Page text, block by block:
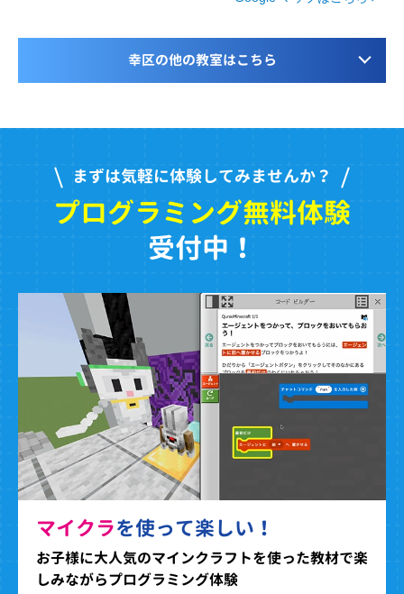
幸区の他の教室はこちら
まずは気軽に体験してみませんか？
プログラミング無料体験
受付中！
マイクラを使って楽しい！
お子様に大人気のマインクラフトを使った教材で楽
しみながらプログラミング体験